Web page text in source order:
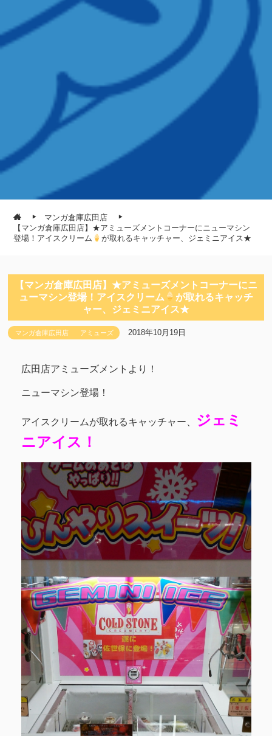
マンガ倉庫広田店
【マンガ倉庫広田店】★アミューズメントコーナーにニューマシン
登場！アイスクリーム
が取れるキャッチャー、ジェミニアイス★
【マンガ倉庫広田店】★アミューズメントコーナーにニ
ューマシン登場！アイスクリーム
が取れるキャッチ
ャー、ジェミニアイス★
マンガ倉庫広田店 アミューズ 2018年10月19日
広田店アミューズメントより！
ニューマシン登場！
アイスクリームが取れるキャッチャー、
ジェミ
ニアイス！